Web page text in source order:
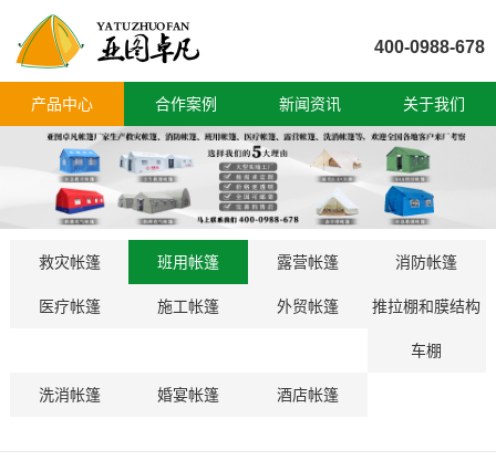
400-0988-678
产品中心 合作案例 新闻资讯 关于我们
救灾帐篷 班用帐篷 露营帐篷 消防帐篷
医疗帐篷 施工帐篷 外贸帐篷 推拉棚和膜结构
车棚
洗消帐篷 婚宴帐篷 酒店帐篷